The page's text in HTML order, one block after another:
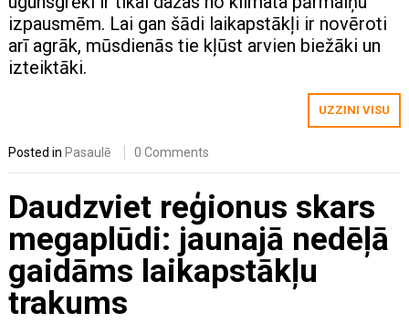
izpausmēm. Lai gan šādi laikapstākļi ir novēroti
arī agrāk, mūsdienās tie kļūst arvien biežāki un
izteiktāki.
UZZINI VISU
Posted in Pasaulē 0 Comments
Daudzviet reģionus skars
megaplūdi: jaunajā nedēļā
gaidāms laikapstākļu
trakums